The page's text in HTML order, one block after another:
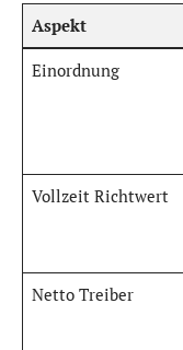
Aspekt
Einordnung
Vollzeit Richtwert
Netto Treiber